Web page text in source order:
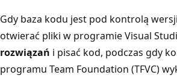
Gdy baza kodu jest pod kontrolą
otwierać pliki w programie Visual
rozwiązań i pisać kod, podczas gdy
programu Team Foundation (TFVC)